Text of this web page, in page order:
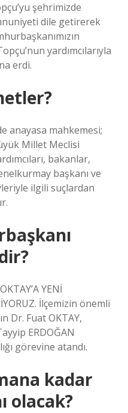
şehrimizde
dile getirerek
yardımcılarıyla
erdi.
anayasa mahkemesi;
Millet Meclisi
bakanlar,
başkanı ve
ilgili suçlardan
YENİ
İlçemizin önemli
Dr. Fuat OKTAY,
ERDOĞAN
görevine atandı.
kadar
olacak?